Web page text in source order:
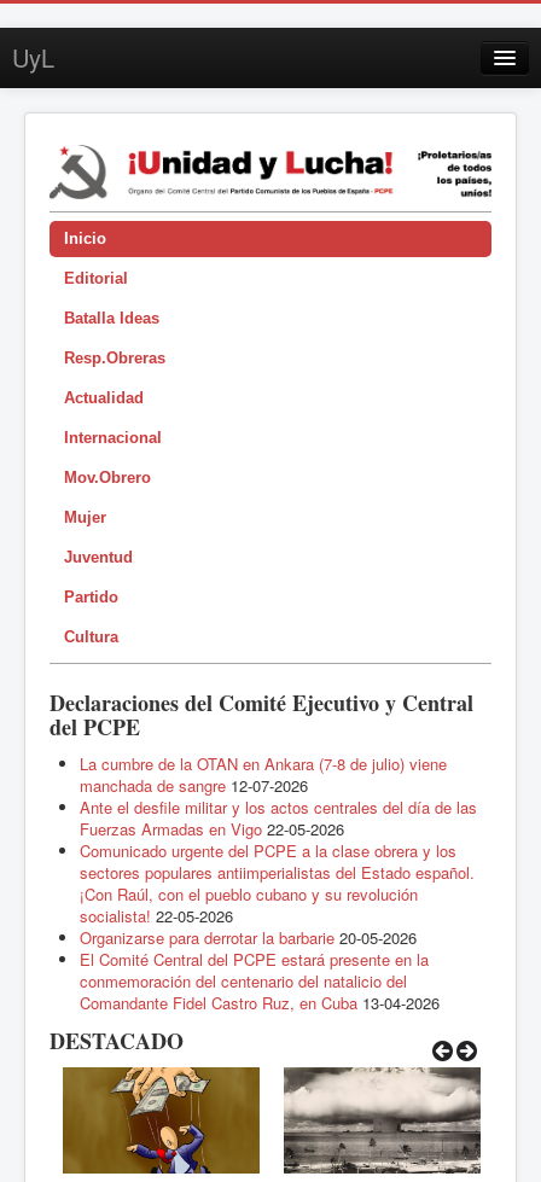
UyL
Suscripción
Sobre UyL
Edición impresa
Buscar
Inicio
Editorial
Batalla Ideas
Resp.Obreras
Actualidad
Internacional
Mov.Obrero
Mujer
Juventud
Partido
Cultura
Declaraciones del Comité Ejecutivo y Central
del PCPE
La cumbre de la OTAN en Ankara (7-8 de julio) viene
manchada de sangre 12-07-2026
Ante el desfile militar y los actos centrales del día de las
Fuerzas Armadas en Vigo 22-05-2026
Comunicado urgente del PCPE a la clase obrera y los
sectores populares antiimperialistas del Estado español.
¡Con Raúl, con el pueblo cubano y su revolución
socialista! 22-05-2026
Organizarse para derrotar la barbarie 20-05-2026
El Comité Central del PCPE estará presente en la
conmemoración del centenario del natalicio del
Comandante Fidel Castro Ruz, en Cuba 13-04-2026
DESTACADO